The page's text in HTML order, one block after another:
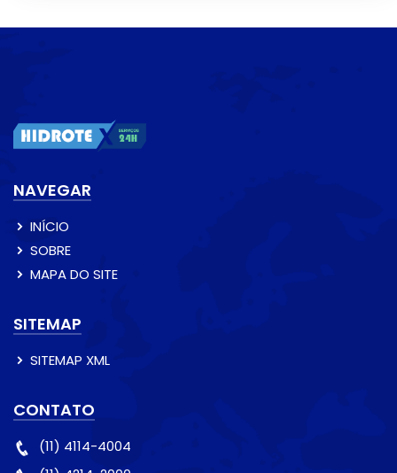
NAVEGAR
INÍCIO
SOBRE
MAPA DO SITE
SITEMAP
SITEMAP XML
CONTATO
(11) 4114-4004